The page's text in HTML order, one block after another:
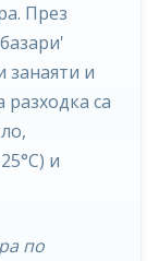
През
занаяти и
са
и
по